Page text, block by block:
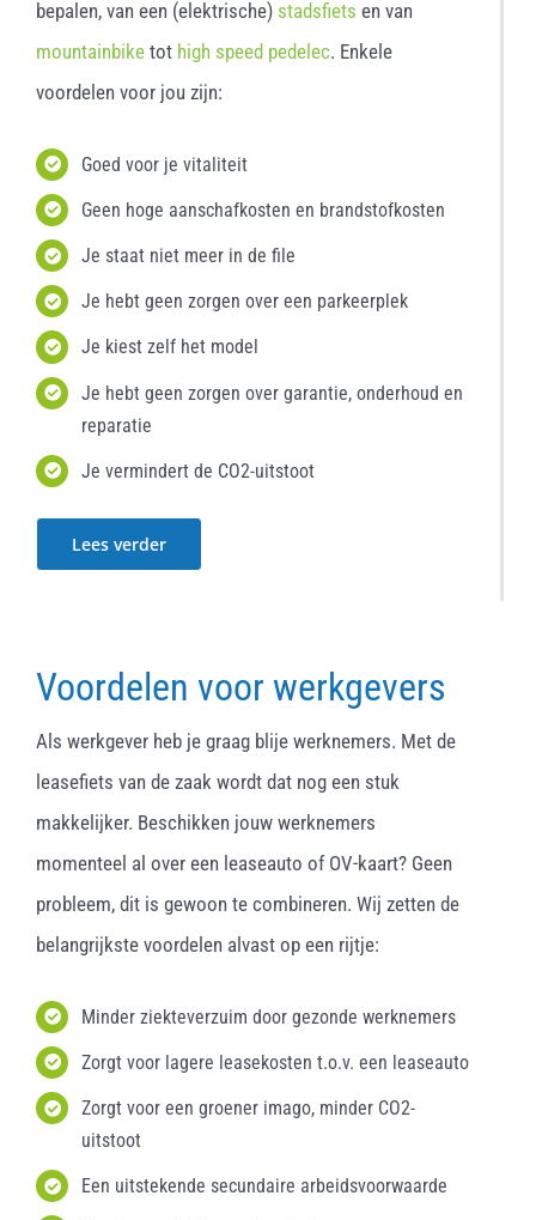
bepalen, van een (elektrische) stadsfiets en van
mountainbiketot high speed pedelec. Enkele
voordelen voor jou zijn:
Goed voor je vitaliteit
Geen hoge aanschafkosten en brandstofkosten
Je staat niet meer in de file
Je hebt geen zorgen over een parkeerplek
Je kiest zelf het model
Je hebt geen zorgen over garantie, onderhoud en
reparatie
Je vermindert de CO2-uitstoot
Lees verder
Voordelen voor werkgevers
Als werkgever heb je graag blije werknemers. Met de
leasefiets van de zaak wordt dat nog een stuk
makkelijker. Beschikken jouw werknemers
momenteel al over een leaseauto of OV-kaart? Geen
probleem, dit is gewoon te combineren. Wij zetten de
belangrijkste voordelen alvast op een rijtje:
Minder ziekteverzuim door gezonde werknemers
Zorgt voor lagere leasekosten t.o.v. een leaseauto
Zorgt voor een groener imago, minder CO2-
uitstoot
Een uitstekende secundaire arbeidsvoorwaarde